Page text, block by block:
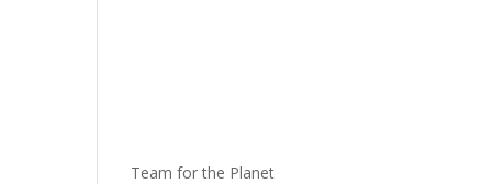
Team for the Planet